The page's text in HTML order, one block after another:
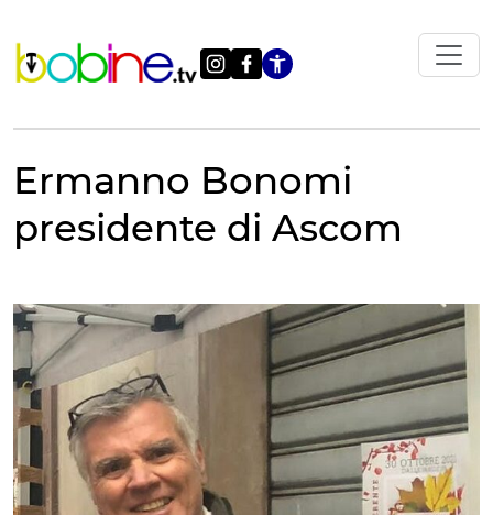
contenuto
Apri le
Ermanno Bonomi
presidente di Ascom